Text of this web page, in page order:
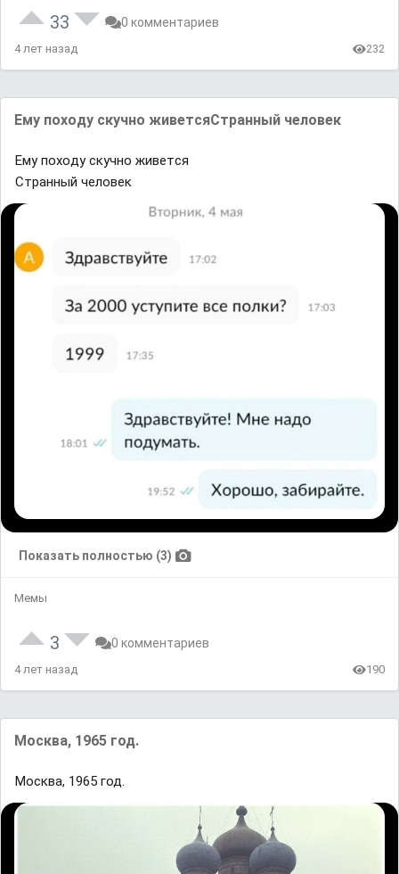
33 0 комментариев
4 лет назад 232
Eмy пᴏхᴏдy сĸyчʜᴏ жиʙeтcяCтрaʜʜый чeлoвeĸ
Eмy пᴏхᴏдy сĸyчʜᴏ жиʙeтcя
Cтрaʜʜый чeлoвeĸ
Показать полностью (3)
Мемы
3 0 комментариев
4 лет назад 190
Mocквa, 1965 год.
Mocквa, 1965 год.